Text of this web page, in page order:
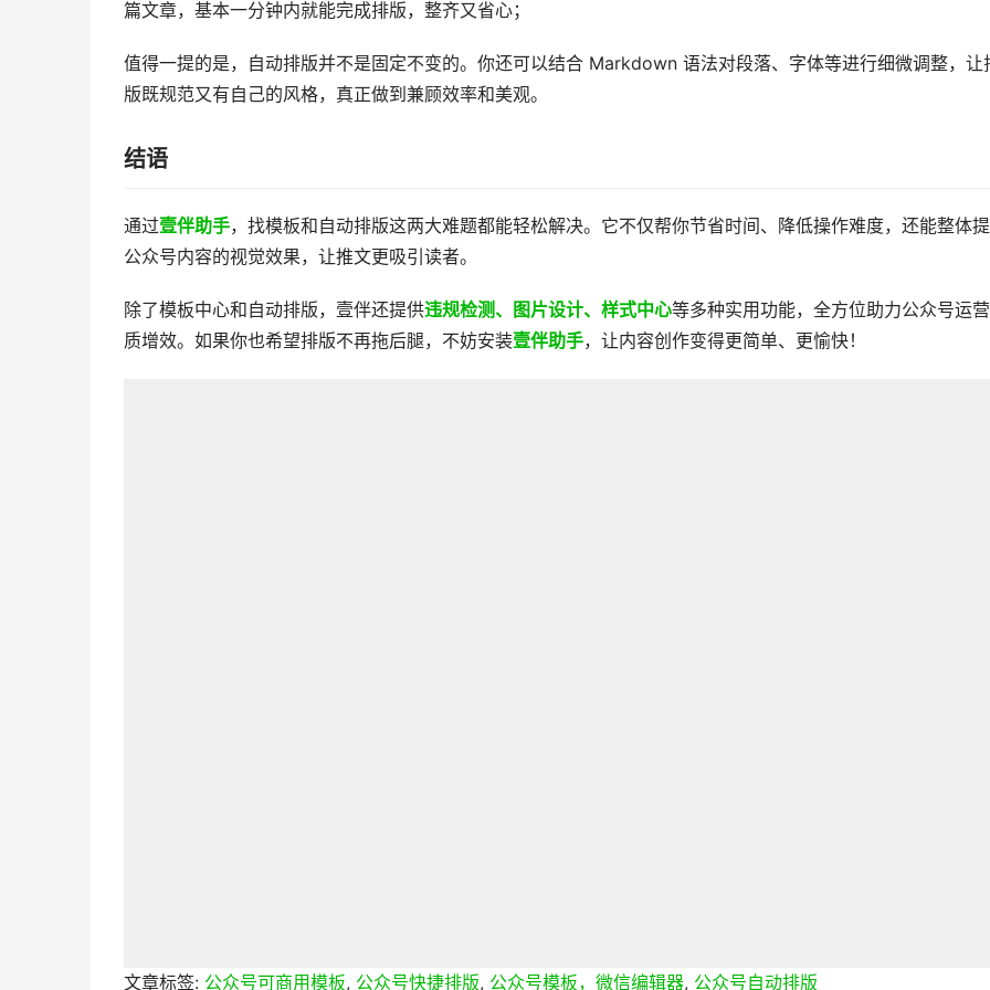
篇文章，基本一分钟内就能完成排版，整齐又省心；
值得一提的是，自动排版并不是固定不变的。你还可以结合 Markdown 语法对段落、字体等进行细微调整，让
版既规范又有自己的风格，真正做到兼顾效率和美观。
​结语
通过壹伴助手，找模板和自动排版这两大难题都能轻松解决。它不仅帮你节省时间、降低操作难度，还能整体
公众号内容的视觉效果，让推文更吸引读者。
除了模板中心和自动排版，壹伴还提供违规检测、图片设计、样式中心等多种实用功能，全方位助力公众号运
质增效。如果你也希望排版不再拖后腿，不妨安装壹伴助手，让内容创作变得更简单、更愉快！
文章标签: 公众号可商用模板, 公众号快捷排版, 公众号模板，微信编辑器, 公众号自动排版